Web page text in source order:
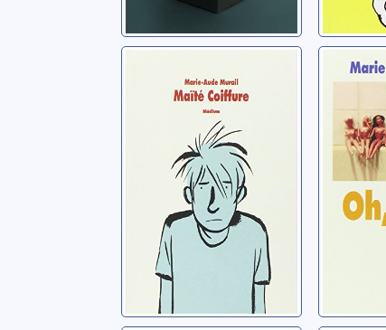
Murail, Marie-Aude
Oh,